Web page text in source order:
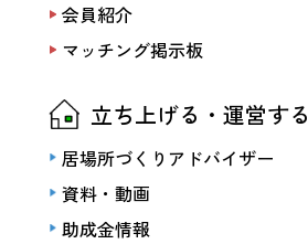
会員紹介
マッチング掲示板
立ち上げる・運営する
居場所づくりアドバイザー
資料・動画
助成金情報